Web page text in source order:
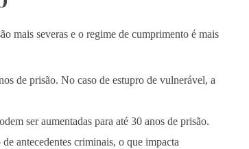
mais severas e o regime de cumprimento é mais
de prisão. No caso de estupro de vulnerável, a
ser aumentadas para até 30 anos de prisão.
antecedentes criminais, o que impacta